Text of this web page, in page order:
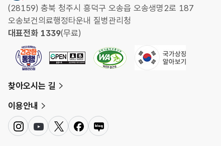
(28159) 충북 청주시 흥덕구 오송읍 오송생명2로 187
오송보건의료행정타운내 질병관리청
대표전화 1339(무료)
찾아오시는 길
이용안내
인
스
유
튜
트
위
페
이
네
이